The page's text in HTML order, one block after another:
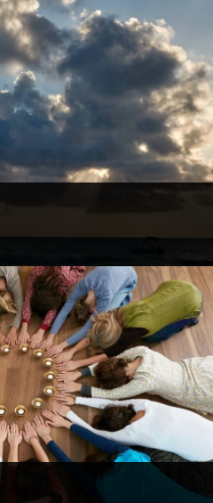
| Bauzeichner &
Shooting | Kreative
Sunsets | Yellow